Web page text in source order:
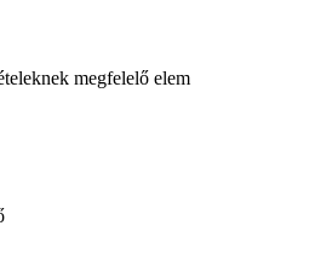
megfelelő elem